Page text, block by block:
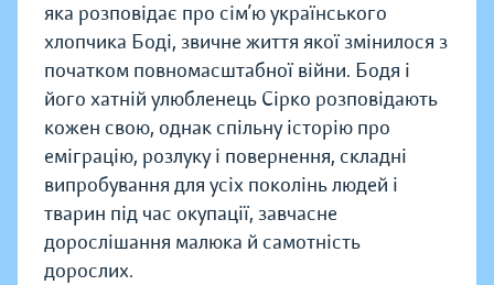
яка розповідає про сім’ю українського
хлопчика Боді, звичне життя якої змінилося з
початком повномасштабної війни. Бодя і
його хатній улюбленець Сірко розповідають
кожен свою, однак спільну історію про
еміграцію, розлуку і повернення, складні
випробування для усіх поколінь людей і
тварин під час окупації, завчасне
дорослішання малюка й самотність
дорослих.